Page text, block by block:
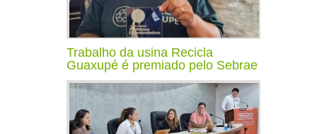
Trabalho da usina Recicla
Guaxupé é premiado pelo Sebrae